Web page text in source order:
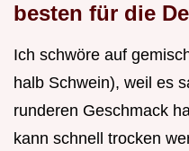
besten für die
Ich schwöre auf
halb Schwein), weil es
runderen Geschmack
kann schnell trocken